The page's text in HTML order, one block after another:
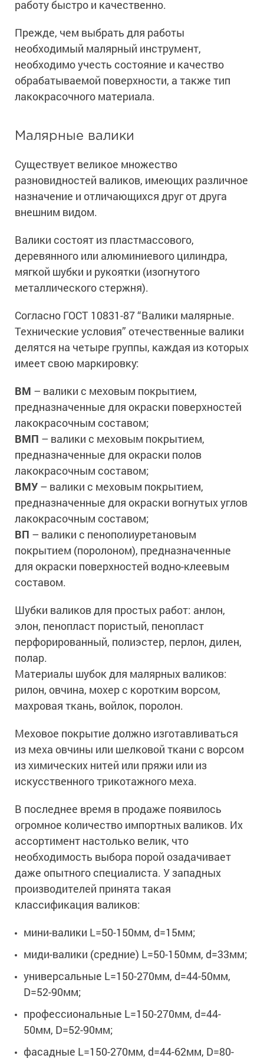
Ингибиторы коррозии
Шпатлевки для металла
Сопутствующие товары
Сопутствующие товары
Нефтегазовая промышленность
Сопутствующие товары
Жидкая теплоизоляция
Для металла
Для фасада
Сопутствующие товары
Экологичные материалы
Для бетонных полов
Для металла
Для дерева
Сопутствующие товары
Антистатические покрытия
Сопутствующие товары
Промышленные полы
Защита железобетонных конструкций
Промышленные металлоконструкции
Промышленное оборудование
Промышленные стены
Сопутствующие товары
Холодное цинкование
Грунтовки для холодного цинкования
Сопутствующие товары
Молотковые эмали
Для металла
Сопутствующие товары
Антикоррозионная защита
Алюминиевые краски
Сопутствующие товары
Морозостойкие краски для бетонных полов
Морозостойкие краски для металла
Морозостойкие краски для фасада
Сопутствующие товары
работу быстро и качественно.
Прежде, чем выбрать для работы
необходимый малярный инструмент,
необходимо учесть состояние и качество
обрабатываемой поверхности, а также тип
лакокрасочного материала.
Малярные валики
Существует великое множество
разновидностей валиков, имеющих различное
назначение и отличающихся друг от друга
внешним видом.
Валики состоят из пластмассового,
деревянного или алюминиевого цилиндра,
мягкой шубки и рукоятки (изогнутого
металлического стержня).
Согласно ГОСТ 10831-87 “Валики малярные.
Технические условия” отечественные валики
делятся на четыре группы, каждая из которых
имеет свою маркировку:
ВМ – валики с меховым покрытием,
предназначенные для окраски поверхностей
лакокрасочным составом;
ВМП – валики с меховым покрытием,
предназначенные для окраски полов
лакокрасочным составом;
ВМУ – валики с меховым покрытием,
предназначенные для окраски вогнутых углов
лакокрасочным составом;
ВП – валики с пенополиуретановым
покрытием (поролоном), предназначенные
для окраски поверхностей водно-клеевым
составом.
Шубки валиков для простых работ: анлон,
элон, пенопласт пористый, пенопласт
перфорированный, полиэстер, перлон, дилен,
полар.
Материалы шубок для малярных валиков:
рилон, овчина, мохер с коротким ворсом,
махровая ткань, войлок, поролон.
Меховое покрытие должно изготавливаться
из меха овчины или шелковой ткани с ворсом
из химических нитей или пряжи или из
искусственного трикотажного меха.
В последнее время в продаже появилось
огромное количество импортных валиков. Их
ассортимент настолько велик, что
необходимость выбора порой озадачивает
даже опытного специалиста. У западных
производителей принята такая
классификация валиков:
мини-валики L=50-150мм, d=15мм;
миди-валики (средние) L=50-150мм, d=33мм;
универсальные L=150-270мм, d=44-50мм,
D=52-90мм;
профессиональные L=150-270мм, d=44-
50мм, D=52-90мм;
фасадные L=150-270мм, d=44-62мм, D=80-